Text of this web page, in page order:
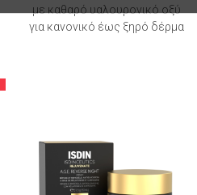
με καθαρό υαλουρονικό οξύ
για κανονικό έως ξηρό δέρμα